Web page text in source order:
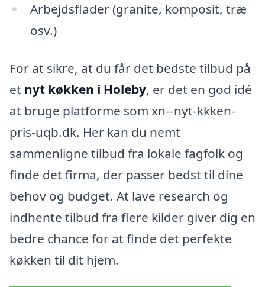
Arbejdsflader (granite, komposit, træ
osv.)
For at sikre, at du får det bedste tilbud på
et nyt køkken i Holeby, er det en god idé
at bruge platforme som xn--nyt-kkken-
pris-uqb.dk. Her kan du nemt
sammenligne tilbud fra lokale fagfolk og
finde det firma, der passer bedst til dine
behov og budget. At lave research og
indhente tilbud fra flere kilder giver dig en
bedre chance for at finde det perfekte
køkken til dit hjem.